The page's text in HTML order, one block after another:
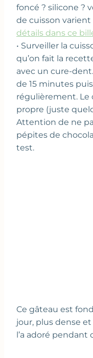
foncé ? silicone ?
de cuisson
détails dans ce
• Surveiller la
qu’on fait la
avec un cure-
de 15 minutes
régulièrement. Le
propre (juste
Attention de ne
pépites de
test.
Ce gâteau est
jour, plus dense
l’a adoré pendant